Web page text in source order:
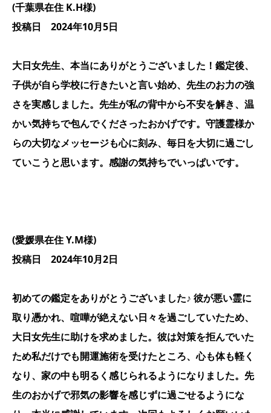
(千葉県在住 K.H様)
投稿日 2024年10月5日
大日女先生、本当にありがとうございました！鑑定後、
子供が自ら学校に行きたいと言い始め、先生のお力の強
さを実感しました。先生が私の背中から不安を解き、温
かい気持ちで包んでくださったおかげです。守護霊様か
らの大切なメッセージも心に刻み、毎日を大切に過ごし
ていこうと思います。感謝の気持ちでいっぱいです。
(愛媛県在住 Y.M様)
投稿日 2024年10月2日
初めての鑑定をありがとうございました♪ 彼が悪い霊に
取り憑かれ、喧嘩が絶えない日々を過ごしていたため、
大日女先生に助けを求めました。彼は対策を拒んでいた
ため私だけでも開運施術を受けたところ、心も体も軽く
なり、家の中も明るく感じられるようになりました。先
生のおかげで邪気の影響を感じずに過ごせるようにな